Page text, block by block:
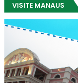
VISITE MANAUS